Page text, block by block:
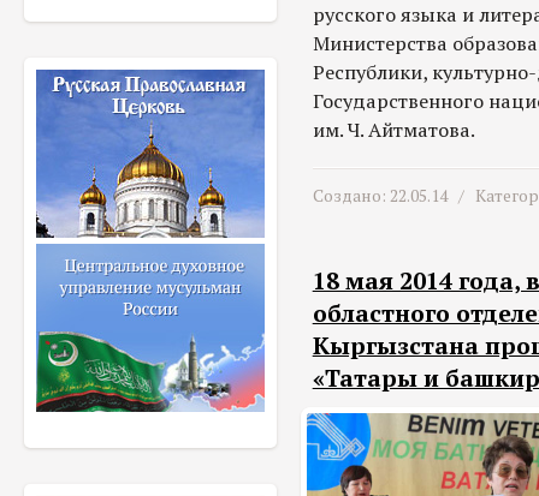
русского языка и
Министерства
Республики,
Государственного
им. Ч. Айтматова.
Создано: 22.05.14 /
18 мая 2014 года,
областного
Кыргызстана
«Татары и